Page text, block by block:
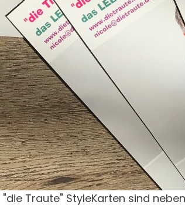
"die Traute" StyleKarten sind